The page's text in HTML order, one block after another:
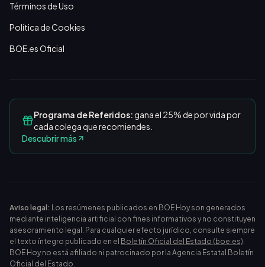
Términos de Uso
Política de Cookies
BOE.es Oficial
Programa de Referidos:gana el 25% de por vida por
cada colega que recomiendes.
Descubrir más
Aviso legal: Los resúmenes publicados en BOE Hoy son generados
mediante inteligencia artificial con fines informativos y no constituyen
asesoramiento legal. Para cualquier efecto jurídico, consulte siempre
el texto íntegro publicado en el Boletín Oficial del Estado (boe.es).
BOE Hoy no está afiliado ni patrocinado por la Agencia Estatal Boletín
Oficial del Estado.